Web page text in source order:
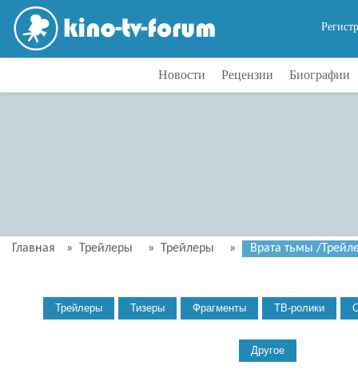
Новости Рецензии Биографии
Главная » Трейлеры » Трейлеры » Врата тьмы /